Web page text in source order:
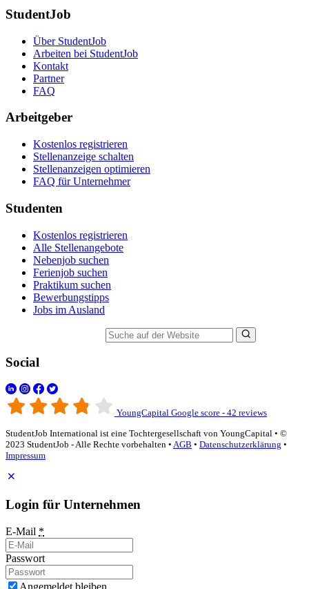
StudentJob
Über StudentJob
Arbeiten bei StudentJob
Kontakt
Partner
FAQ
Arbeitgeber
Kostenlos registrieren
Stellenanzeige schalten
Stellenanzeigen optimieren
FAQ für Unternehmer
Studenten
Kostenlos registrieren
Alle Stellenangebote
Nebenjob suchen
Ferienjob suchen
Praktikum suchen
Bewerbungstipps
Jobs im Ausland
Social
YoungCapital Google score - 42 reviews
StudentJob International ist eine Tochtergesellschaft von YoungCapital • ©
2023 StudentJob - Alle Rechte vorbehalten • AGB • Datenschutzerklärung •
Impressum
Login für Unternehmen
E-Mail *
Passwort
Angemeldet bleiben